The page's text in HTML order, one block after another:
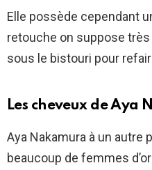
Elle possède cependant
retouche on suppose
sous le bistouri pour
Les cheveux de Aya
Aya Nakamura à un autre
beaucoup de femmes